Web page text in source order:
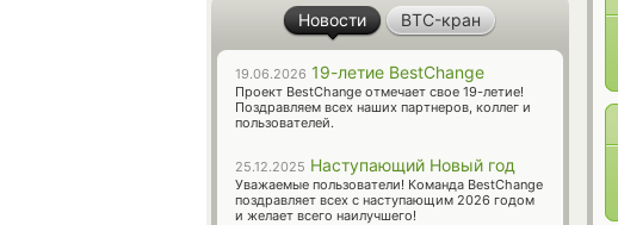
Новости BTC-кран
19.06.2026 19-летие BestChange
Проект BestChange отмечает свое 19-летие!
Поздравляем всех наших партнеров, коллег и
пользователей.
25.12.2025 Наступающий Новый год
Уважаемые пользователи! Команда BestChange
поздравляет всех с наступающим 2026 годом
и желает всего наилучшего!